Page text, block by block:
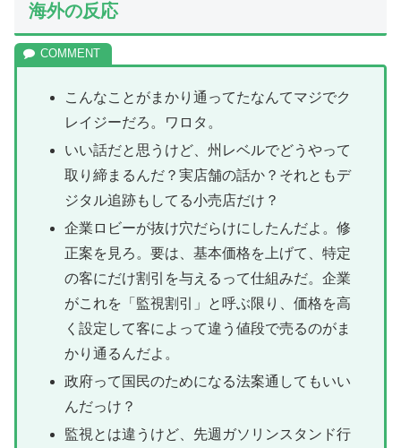
海外の反応
こんなことがまかり通ってたなんてマジでク
レイジーだろ。ワロタ。
いい話だと思うけど、州レベルでどうやって
取り締まるんだ？実店舗の話か？それともデ
ジタル追跡もしてる小売店だけ？
企業ロビーが抜け穴だらけにしたんだよ。修
正案を見ろ。要は、基本価格を上げて、特定
の客にだけ割引を与えるって仕組みだ。企業
がこれを「監視割引」と呼ぶ限り、価格を高
く設定して客によって違う値段で売るのがま
かり通るんだよ。
政府って国民のためになる法案通してもいい
んだっけ？
監視とは違うけど、先週ガソリンスタンド行